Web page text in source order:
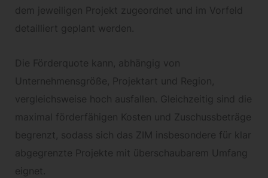
dem jeweiligen Projekt zugeordnet und im Vorfeld
detailliert geplant werden.
Die Förderquote kann, abhängig von
Unternehmensgröße, Projektart und Region,
vergleichsweise hoch ausfallen. Gleichzeitig sind die
maximal förderfähigen Kosten und Zuschussbeträge
begrenzt, sodass sich das ZIM insbesondere für klar
abgegrenzte Projekte mit überschaubarem Umfang
eignet.